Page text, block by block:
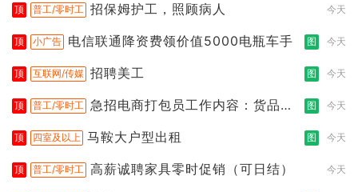
顶 普工/零时工 招保姆护工，照顾病人 今天
顶 小广告 电信联通降资费领价值5000电瓶车手 图 今天
顶 互联网/传媒 招聘美工 图 今天
顶 普工/零时工 急招电商打包员工作内容：货品分
图 今天
顶 四室及以上 马鞍大户型出租 图 今天
顶 普工/零时工 高薪诚聘家具零时促销（可日结） 今天